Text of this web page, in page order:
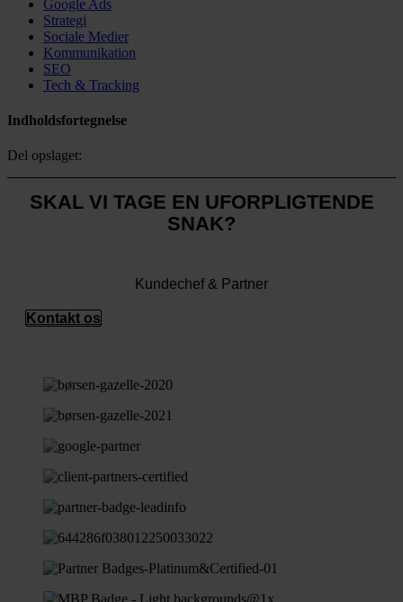
Google Ads
Strategi
Sociale Medier
Kommunikation
SEO
Tech & Tracking
Indholdsfortegnelse
Del opslaget:
SKAL VI TAGE EN UFORPLIGTENDE
SNAK?
Kundechef & Partner
Kontakt os